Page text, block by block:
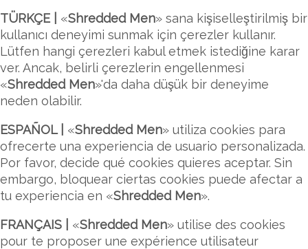
TÜRKÇE | «Shredded Men» sana kişiselleştirilmiş bir
kullanıcı deneyimi sunmak için çerezler kullanır.
Lütfen hangi çerezleri kabul etmek istediğine karar
ver. Ancak, belirli çerezlerin engellenmesi
«Shredded Men»'da daha düşük bir deneyime
neden olabilir.
ESPAÑOL | «Shredded Men» utiliza cookies para
ofrecerte una experiencia de usuario personalizada.
Por favor, decide qué cookies quieres aceptar. Sin
embargo, bloquear ciertas cookies puede afectar a
tu experiencia en «Shredded Men».
FRANÇAIS | «Shredded Men» utilise des cookies
pour te proposer une expérience utilisateur